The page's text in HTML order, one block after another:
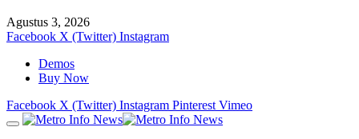
Agustus 3, 2026
Facebook X (Twitter) Instagram
Demos
Buy Now
Facebook X (Twitter) Instagram Pinterest Vimeo